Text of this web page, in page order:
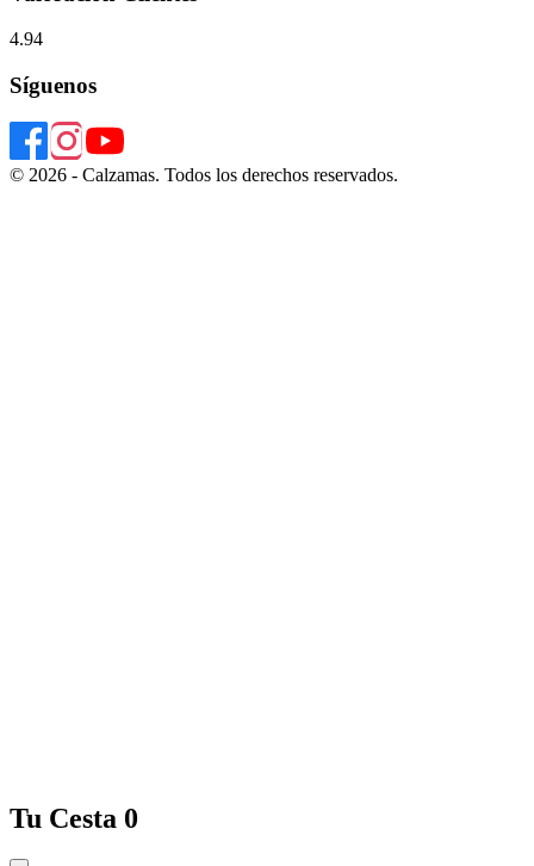
4.94
Síguenos
© 2026 - Calzamas. Todos los derechos reservados.
Tu Cesta 0